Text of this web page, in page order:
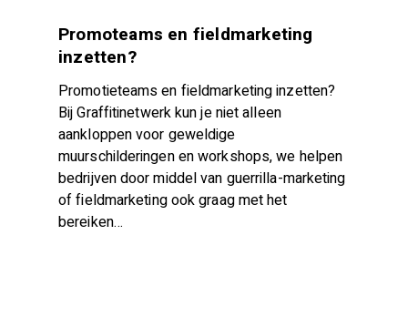
Promoteams en fieldmarketing
inzetten?
Promotieteams en fieldmarketing inzetten?
Bij Graffitinetwerk kun je niet alleen
aankloppen voor geweldige
muurschilderingen en workshops, we helpen
bedrijven door middel van guerrilla-marketing
of fieldmarketing ook graag met het
bereiken…